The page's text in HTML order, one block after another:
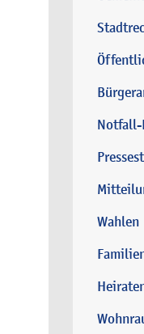
Notfall-
Wahlen